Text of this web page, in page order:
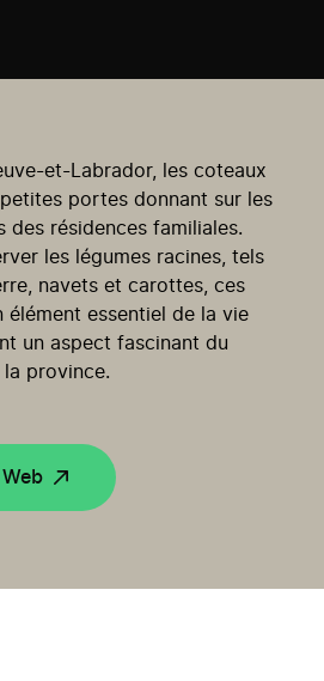
et-Labrador, les coteaux
portes donnant sur les
des résidences familiales.
les légumes racines, tels
navets et carottes, ces
élément essentiel de la vie
un aspect fascinant du
province.